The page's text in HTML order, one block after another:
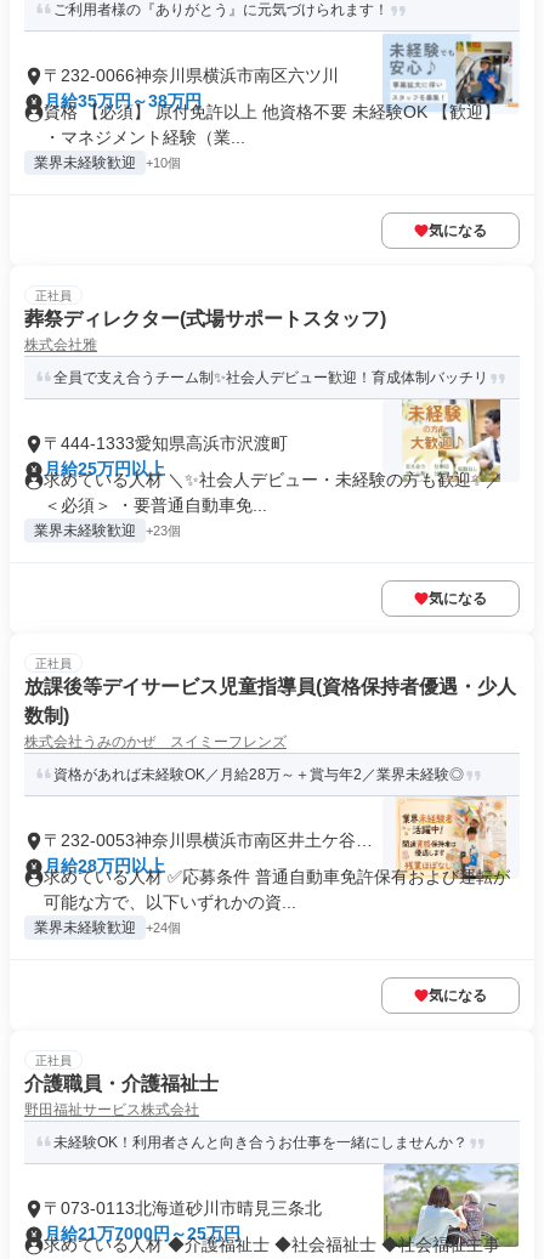
ご利用者様の『ありがとう』に元気づけられます！
〒232-0066神奈川県横浜市南区六ツ川
月給35万円～38万円
資格 【必須】 原付免許以上 他資格不要 未経験OK 【歓迎】
・マネジメント経験（業...
業界未経験歓迎 +10個
気になる
正社員
葬祭ディレクター(式場サポートスタッフ)
株式会社雅
全員で支え合うチーム制✨社会人デビュー歓迎！育成体制バッチリ
〒444-1333愛知県高浜市沢渡町
月給25万円以上
求めている人材 ＼✨社会人デビュー・未経験の方も歓迎✨／
＜必須＞ ・要普通自動車免...
業界未経験歓迎 +23個
気になる
正社員
放課後等デイサービス児童指導員(資格保持者優遇・少人
数制)
株式会社うみのかぜ スイミーフレンズ
資格があれば未経験OK／月給28万～＋賞与年2／業界未経験◎
〒232-0053神奈川県横浜市南区井土ケ谷下
町
月給28万円以上
求めている人材 ✅応募条件 普通自動車免許保有および運転が
可能な方で、以下いずれかの資...
業界未経験歓迎 +24個
気になる
正社員
介護職員・介護福祉士
野田福祉サービス株式会社
未経験OK！利用者さんと向き合うお仕事を一緒にしませんか？
〒073-0113北海道砂川市晴見三条北
月給21万7000円～25万円
求めている人材 ◆介護福祉士 ◆社会福祉士 ◆社会福祉主事